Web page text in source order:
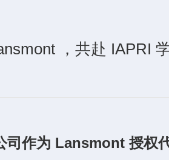
，共赴 IAPRI
司作为 Lansmont授权